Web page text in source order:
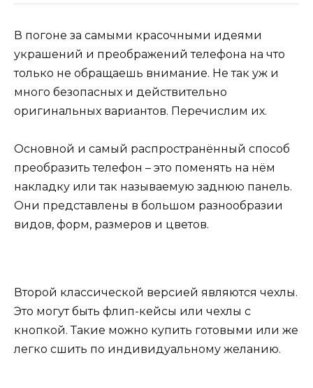
В погоне за самыми красочными идеями
украшений и преображений телефона на что
только не обращаешь внимание. Не так уж и
много безопасных и действительно
оригинальных вариантов. Перечислим их.
Основной и самый распространённый способ
преобразить телефон – это поменять на нём
накладку или так называемую заднюю панель.
Они представлены в большом разнообразии
видов, форм, размеров и цветов.
Второй классической версией являются чехлы.
Это могут быть флип-кейсы или чехлы с
кнопкой. Такие можно купить готовыми или же
легко сшить по индивидуальному желанию.